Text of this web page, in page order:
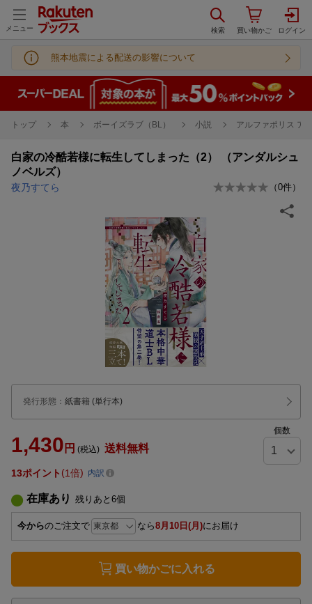
メニュー
熊本地震による配送の影響について
トップ 本 ボーイズラブ（BL） 小説 アルファポリス ア
白家の冷酷若様に転生してしまった（2） （アンダルシュ
ノベルズ）
夜乃すてら （0件）
発行形態 ： 紙書籍 (単行本)
1,430 円 (税込) 送料無料
個数
13ポイント 1倍 内訳
在庫あり 残りあと 6個
今からのご注文で なら8月10日(月)にお届け
買い物かごに入れる